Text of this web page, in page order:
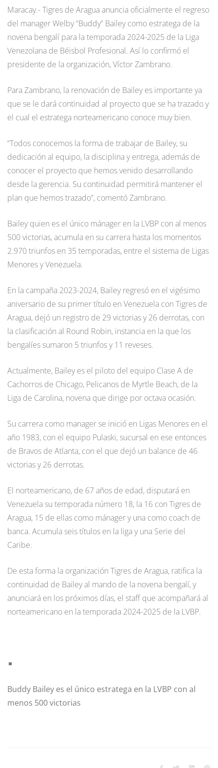
Maracay.- Tigres de Aragua anuncia oficialmente el regreso
del manager Welby “Buddy” Bailey como estratega de la
novena bengalí para la temporada 2024-2025 de la Liga
Venezolana de Béisbol Profesional. Así lo confirmó el
presidente de la organización, Víctor Zambrano.
Para Zambrano, la renovación de Bailey es importante ya
que se le dará continuidad al proyecto que se ha trazado y
el cual el estratega norteamericano conoce muy bien.
“Todos conocemos la forma de trabajar de Bailey, su
dedicación al equipo, la disciplina y entrega, además de
conocer el proyecto que hemos venido desarrollando
desde la gerencia. Su continuidad permitirá mantener el
plan que hemos trazado”, comentó Zambrano.
Bailey quien es el único mánager en la LVBP con al menos
500 victorias, acumula en su carrera hasta los momentos
2.970 triunfos en 35 temporadas, entre el sistema de Ligas
Menores y Venezuela.
En la campaña 2023-2024, Bailey regresó en el vigésimo
aniversario de su primer título en Venezuela con Tigres de
Aragua, dejó un registro de 29 victorias y 26 derrotas, con
la clasificación al Round Robin, instancia en la que los
bengalíes sumaron 5 triunfos y 11 reveses.
Actualmente, Bailey es el piloto del equipo Clase A de
Cachorros de Chicago, Pelicanos de Myrtle Beach, de la
Liga de Carolina, novena que dirige por octava ocasión.
Su carrera como manager se inició en Ligas Menores en el
año 1983, con el equipo Pulaski, sucursal en ese entonces
de Bravos de Atlanta, con el que dejó un balance de 46
victorias y 26 derrotas.
El norteamericano, de 67 años de edad, disputará en
Venezuela su temporada número 18, la 16 con Tigres de
Aragua, 15 de ellas como mánager y una como coach de
banca. Acumula seis títulos en la liga y una Serie del
Caribe.
De esta forma la organización Tigres de Aragua, ratifica la
continuidad de Bailey al mando de la novena bengalí, y
anunciará en los próximos días, el staff que acompañará al
norteamericano en la temporada 2024-2025 de la LVBP.
Buddy Bailey es el único estratega en la LVBP con al
menos 500 victorias